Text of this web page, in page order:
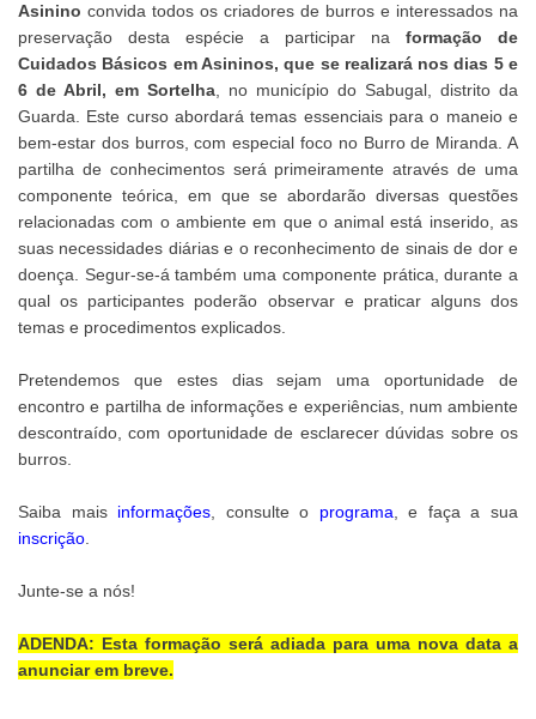
Asinino convida todos os criadores de burros e interessados na
preservação desta espécie a participar na formação de
Cuidados Básicos em Asininos, que se realizará nos dias 5 e
6 de Abril, em Sortelha , no município do Sabugal, distrito da
Guarda. Este curso abordará temas essenciais para o maneio e
bem-estar dos burros, com especial foco no Burro de Miranda. A
partilha de conhecimentos será primeiramente através de uma
componente teórica, em que se abordarão diversas questões
relacionadas com o ambiente em que o animal está inserido, as
suas necessidades diárias e o reconhecimento de sinais de dor e
doença. Segur-se-á também uma componente prática, durante a
qual os participantes poderão observar e praticar alguns dos
temas e procedimentos explicados.
Pretendemos que estes dias sejam uma oportunidade de
encontro e partilha de informações e experiências, num ambiente
descontraído, com oportunidade de esclarecer dúvidas sobre os
burros.
Saiba mais informações , consulte o programa , e faça a sua
inscrição
Junte-se a nós!
ADENDA: Esta formação será adiada para uma nova data a
anunciar em breve.